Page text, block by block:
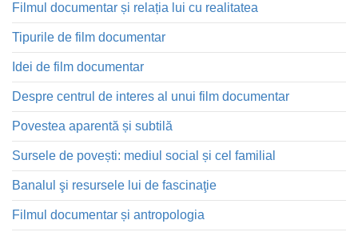
Filmul documentar și relația lui cu realitatea
Tipurile de film documentar
Idei de film documentar
Despre centrul de interes al unui film documentar
Povestea aparentă și subtilă
Sursele de povești: mediul social și cel familial
Banalul şi resursele lui de fascinaţie
Filmul documentar și antropologia